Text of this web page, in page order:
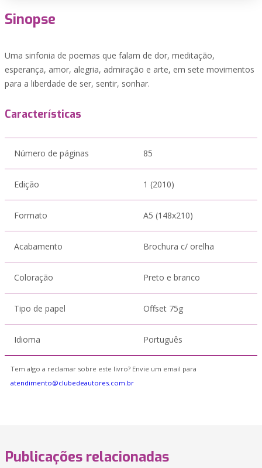
Sinopse
Uma sinfonia de poemas que falam de dor, meditação,
esperança, amor, alegria, admiração e arte, em sete movimentos
para a liberdade de ser, sentir, sonhar.
Características
Número de páginas 85
Edição 1 (2010)
Formato A5 (148x210)
Acabamento Brochura c/ orelha
Coloração Preto e branco
Tipo de papel Offset 75g
Idioma Português
Tem algo a reclamar sobre este livro? Envie um email para
atendimento@clubedeautores.com.br
Publicações relacionadas